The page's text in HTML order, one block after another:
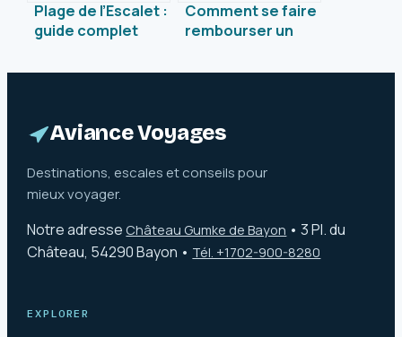
Plage de l’Escalet :
guide complet
joyau du golfe de
Comment se faire
rembourser un
remboursable :
concrètes
Aviance Voyages
Destinations, escales et conseils pour
mieux voyager.
Notre adresse Château Gumke de Bayon •3 Pl. du
Château, 54290 Bayon • Tél. +1702-900-8280
EXPLORER